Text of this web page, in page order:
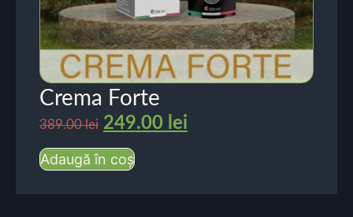
Crema Forte
389.00lei 249.00 lei
Adaugă în coș